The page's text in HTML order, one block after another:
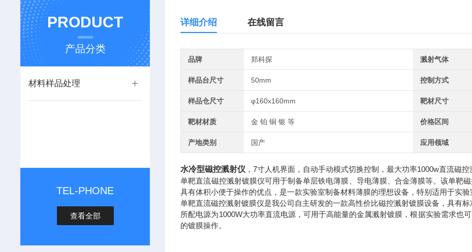
PRODUCT
产品分类
材料样品处理
TEL-PHONE
查看全部
详细介绍 在线留言
品牌 郑科探 溅射气体
样品台尺寸 50mm 控制方式
样品仓尺寸 φ160x160mm 靶材尺寸
靶材材质 金 铂 铜 银 等 价格区间
产地类别 国产 应用领域
水冷型磁控溅射仪 ，7寸人机界面，自动手动模式切换控制，最大功率1000w直流磁控
单靶直流磁控溅射镀膜仪可用于制备单层铁电薄膜、导电薄膜、合金薄膜等。该单靶
具有体积小便于操作的优点，是一款实验室制备材料薄膜的理想设备，特别适用于实
单靶直流磁控溅射镀膜仪是我公司自主研发的一款高性价比磁控溅射镀膜设备，具有标
所配电源为1000W大功率直流电源，可用于高能量的金属溅射镀膜，根据实验需求也
的镀膜操作。